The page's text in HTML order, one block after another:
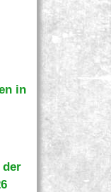
in
der